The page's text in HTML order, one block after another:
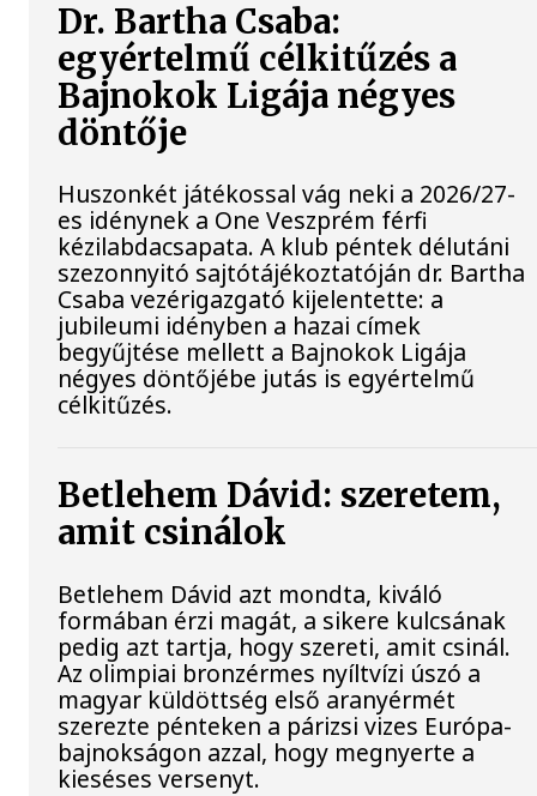
Dr. Bartha Csaba:
egyértelmű célkitűzés a
Bajnokok Ligája négyes
döntője
Huszonkét játékossal vág neki a 2026/27-
es idénynek a One Veszprém férfi
kézilabdacsapata. A klub péntek délutáni
szezonnyitó sajtótájékoztatóján dr. Bartha
Csaba vezérigazgató kijelentette: a
jubileumi idényben a hazai címek
begyűjtése mellett a Bajnokok Ligája
négyes döntőjébe jutás is egyértelmű
célkitűzés.
Betlehem Dávid: szeretem,
amit csinálok
Betlehem Dávid azt mondta, kiváló
formában érzi magát, a sikere kulcsának
pedig azt tartja, hogy szereti, amit csinál.
Az olimpiai bronzérmes nyíltvízi úszó a
magyar küldöttség első aranyérmét
szerezte pénteken a párizsi vizes Európa-
bajnokságon azzal, hogy megnyerte a
kieséses versenyt.